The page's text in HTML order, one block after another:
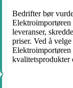
Bedrifter bør
Elektroimportøren
leveranser,
priser. Ved å
kvalitetsprodukter